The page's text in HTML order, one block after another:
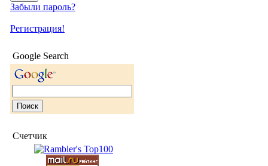
Забыли пароль?
Регистрация!
Google Search
Счетчик